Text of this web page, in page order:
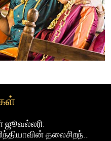
கோலாபுரி
விண்டேஜ்